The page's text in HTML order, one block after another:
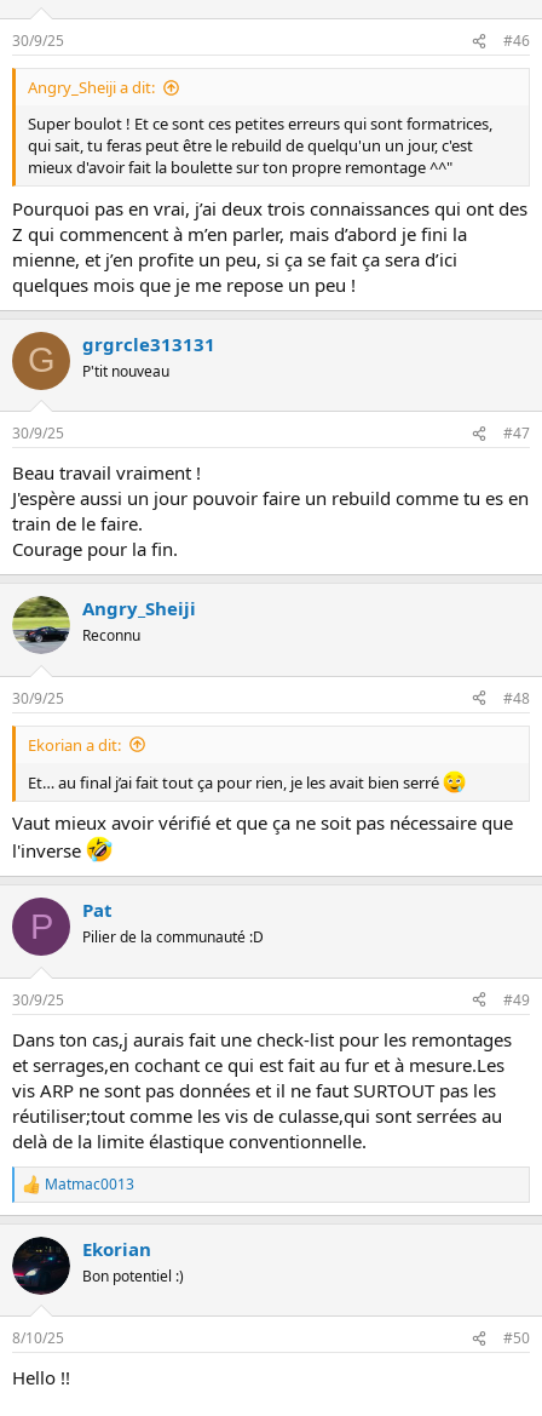
30/9/25 #46
Angry_Sheiji a dit:
Super boulot ! Et ce sont ces petites erreurs qui sont formatrices,
qui sait, tu feras peut être le rebuild de quelqu'un un jour, c'est
mieux d'avoir fait la boulette sur ton propre remontage ^^"
Pourquoi pas en vrai, j’ai deux trois connaissances qui ont des
Z qui commencent à m’en parler, mais d’abord je fini la
mienne, et j’en profite un peu, si ça se fait ça sera d’ici
quelques mois que je me repose un peu !
G grgrcle313131
P'tit nouveau
30/9/25 #47
Beau travail vraiment !
J'espère aussi un jour pouvoir faire un rebuild comme tu es en
train de le faire.
Courage pour la fin.
Angry_Sheiji
Reconnu
30/9/25 #48
Ekorian a dit:
Et… au final j’ai fait tout ça pour rien, je les avait bien serré
Vaut mieux avoir vérifié et que ça ne soit pas nécessaire que
l'inverse
P Pat
Pilier de la communauté :D
30/9/25 #49
Dans ton cas,j aurais fait une check-list pour les remontages
et serrages,en cochant ce qui est fait au fur et à mesure.Les
vis ARP ne sont pas données et il ne faut SURTOUT pas les
réutiliser;tout comme les vis de culasse,qui sont serrées au
delà de la limite élastique conventionnelle.
L
e
r
é
a
i
n
Matmac0013
Ekorian
Bon potentiel :)
8/10/25 #50
Hello !!